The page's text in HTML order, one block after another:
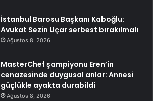
İstanbul Barosu Başkanı Kaboğlu:
Avukat Sezin Uçar serbest bırakılmalı
Ağustos 8, 2026
MasterChef şampiyonu Eren’in
cenazesinde duygusal anlar: Annesi
güçlükle ayakta durabildi
Ağustos 8, 2026